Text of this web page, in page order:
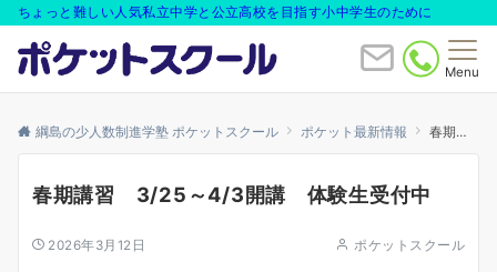
ちょっと難しい人気私立中学と公立高校を目指す小中学生のために
Menu
綱島の少人数制進学塾 ポケットスクール ポケット最新情報 春期講習 3/25～4/3開講 体験生受付中
春期講習 3/25～4/3開講 体験生受付中
2026年3月12日 ポケットスクール